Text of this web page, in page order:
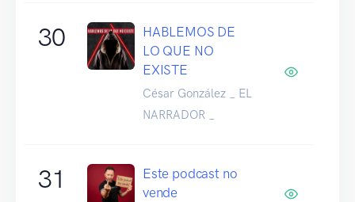
30
HABLEMOS DE
LO QUE NO
EXISTE
César González _ EL
NARRADOR _
31
Este podcast no
vende